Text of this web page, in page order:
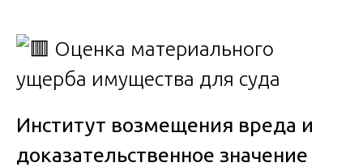
Институт возмещения вреда и
доказательственное значение